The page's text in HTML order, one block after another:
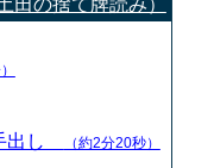
出し （約2分20秒）